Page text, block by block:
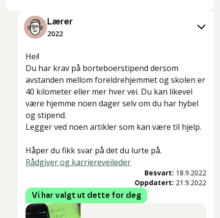
Lærer
2022
Hei!
Du har krav på borteboerstipend dersom
avstanden mellom foreldrehjemmet og skolen er
40 kilometer eller mer hver vei. Du kan likevel
være hjemme noen dager selv om du har hybel
og stipend.
Legger ved noen artikler som kan være til hjelp.
Håper du fikk svar på det du lurte på.
Rådgiver og karriereveileder
Besvart: 18.9.2022
Oppdatert: 21.9.2022
Vi har valgt ut dette for deg